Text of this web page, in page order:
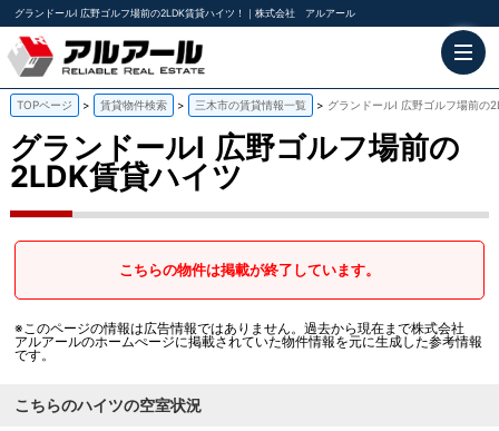
グランドールⅠ 広野ゴルフ場前の2LDK賃貸ハイツ！｜株式会社 アルアール
TOPページ 賃貸物件検索 三木市の賃貸情報一覧 グランドールⅠ 広野ゴルフ場前の
グランドールⅠ 広野ゴルフ場前の
2LDK賃貸ハイツ
こちらの物件は掲載が終了しています。
※このページの情報は広告情報ではありません。過去から現在まで株式会社
アルアールのホームぺージに掲載されていた物件情報を元に生成した参考情報
です。
こちらのハイツの空室状況